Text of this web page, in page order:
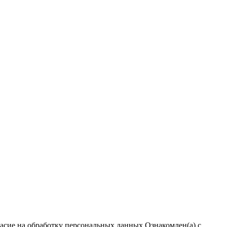
на обработку персональных данных Ознакомлен(а) с